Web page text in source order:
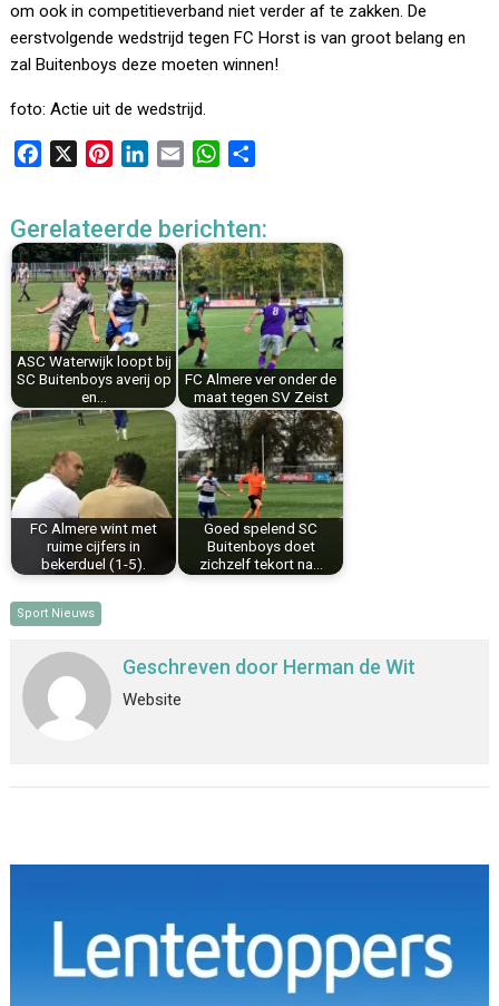
om ook in competitieverband niet verder af te zakken. De
eerstvolgende wedstrijd tegen FC Horst is van groot belang en
zal Buitenboys deze moeten winnen!
foto: Actie uit de wedstrijd.
e
b
o
o
k
t
e
r
e
s
t
k
e
d
I
n
i
l
W
t
s
A
p
e
n
Gerelateerde berichten:
ASC Waterwijk loopt bij
SC Buitenboys averij op
en…
FC Almere ver onder de
maat tegen SV Zeist
FC Almere wint met
ruime cijfers in
bekerduel (1-5).
Goed spelend SC
Buitenboys doet
zichzelf tekort na…
Sport Nieuws
Geschreven door Herman de Wit
Website